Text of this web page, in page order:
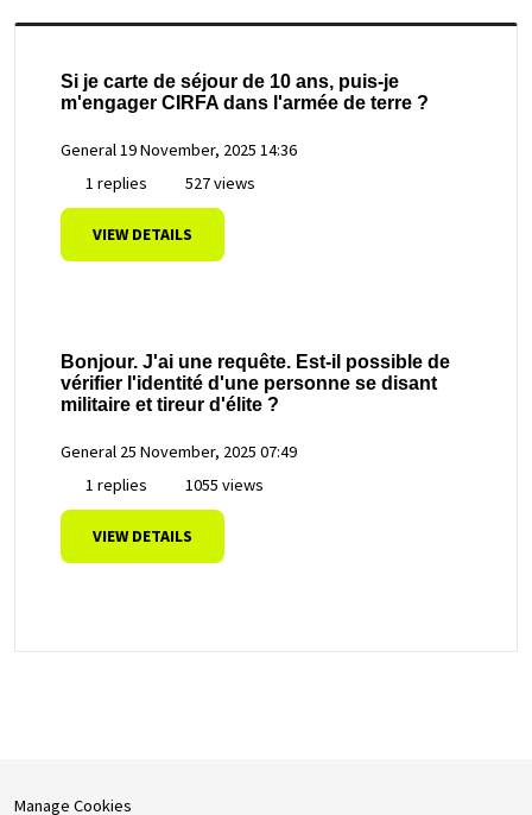
Si je carte de séjour de 10 ans, puis-je
m'engager CIRFA dans l'armée de terre ?
General19 November, 2025 14:36
1 replies
527 views
VIEW DETAILS
Bonjour. J'ai une requête. Est-il possible de
vérifier l'identité d'une personne se disant
militaire et tireur d'élite ?
General 25 November, 2025 07:49
1 replies
1055 views
VIEW DETAILS
Manage Cookies